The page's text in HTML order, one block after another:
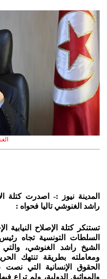
المدينة نيوز :- اصدرت كتلة
راشد الغنوشي تاليا فحواه :
تستنكر كتلة الإصلاح النيابية
السلطات التونسية تجاه
الشيخ راشد الغنوشي، والتي
ومعاملته بطريقة تنتهك
الحقوق الإنسانية التي نصت
والمواثيق الدولية، ولم تراع